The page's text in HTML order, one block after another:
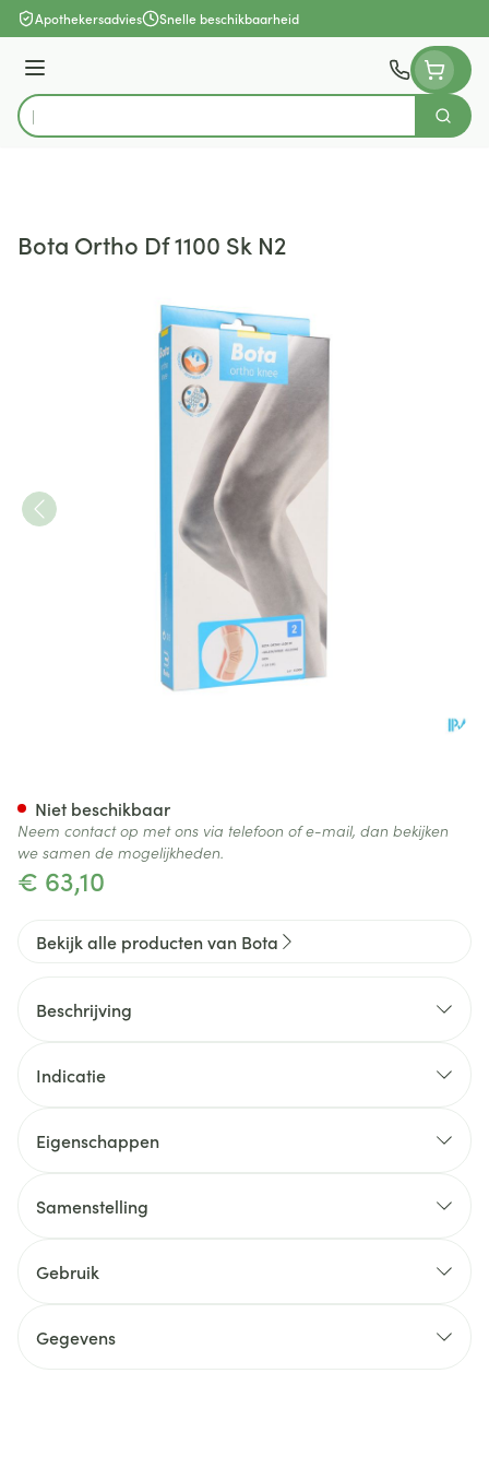
Ga naar de inhoud
Apothekersadvies Snelle beschikbaarheid
Menu
Product, merk, categorie...
Zoek
Bota Ortho Df 1100 Sk N2
€ 63,10
Niet beschikbaar
Neem contact op met ons via telefoon of e-mail, dan bekijken
we samen de mogelijkheden.
Bekijk alle producten van Bota
Beschrijving
Indicatie
Eigenschappen
Samenstelling
Gebruik
Gegevens